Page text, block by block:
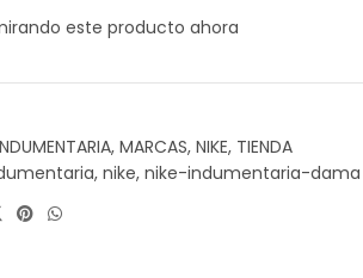
este producto ahora
, MARCAS, NIKE, TIENDA
, nike, nike-indumentaria-dama